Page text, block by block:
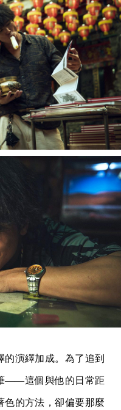
演繹加成。為了追到
——這個與他的日常距
色的方法，卻偏要那麼